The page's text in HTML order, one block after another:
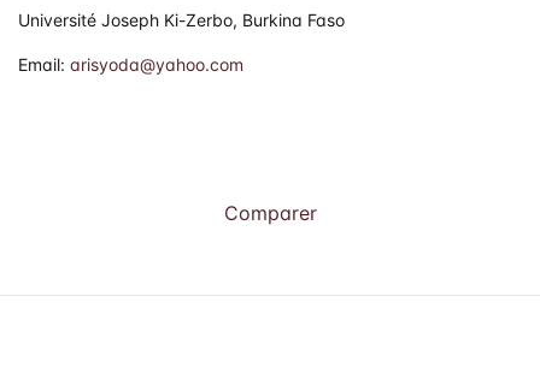
Université Joseph Ki-Zerbo, Burkina Faso
Email: arisyoda@yahoo.com
Comparer